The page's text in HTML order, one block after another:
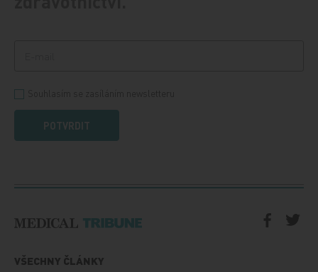
POTVRDIT
VŠECHNY ČLÁNKY